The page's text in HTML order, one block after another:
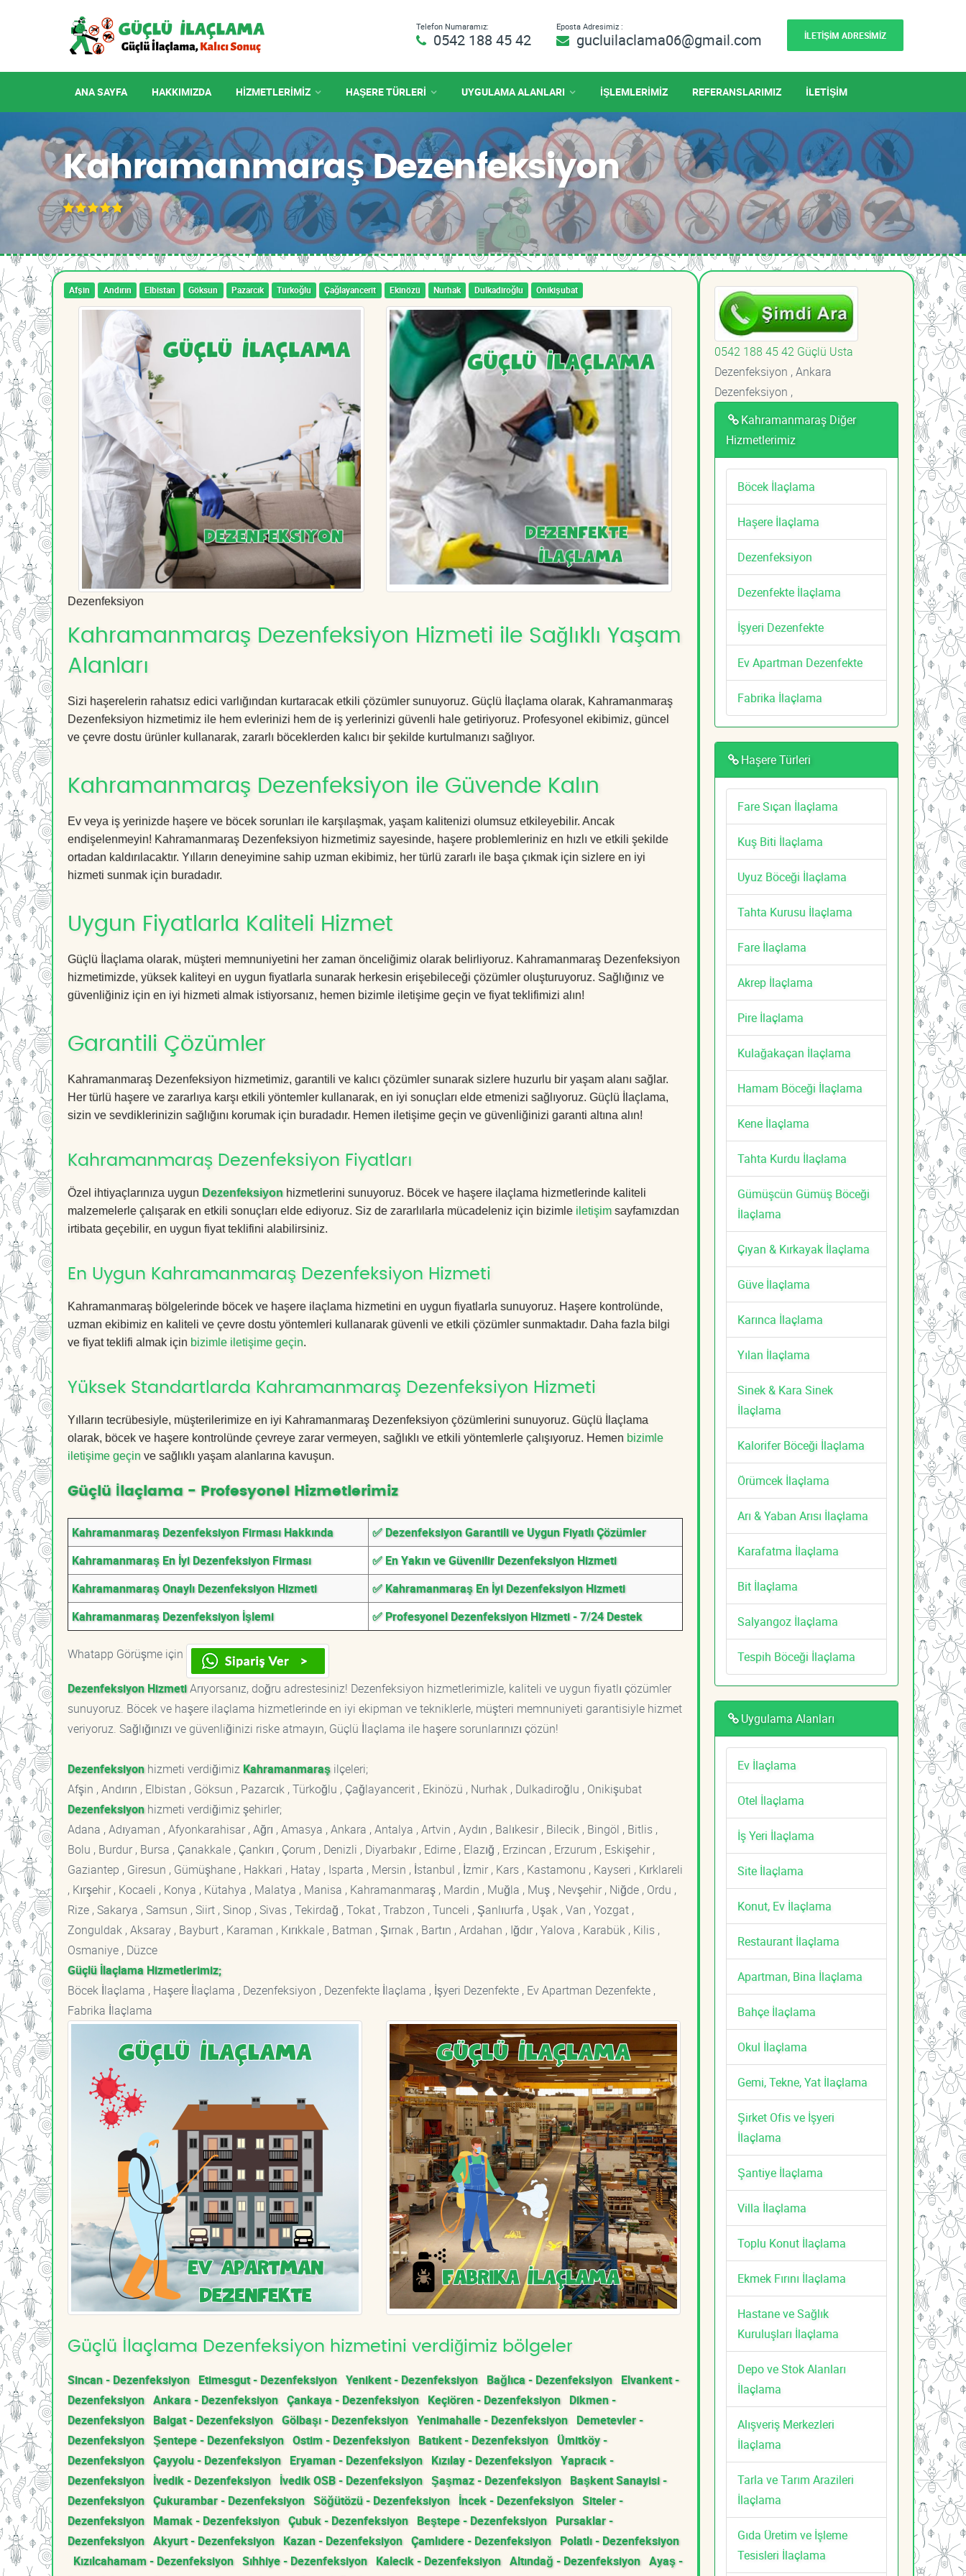
Telefon Numaramız:
0542 188 45 42
Eposta Adresimiz :
gucluilaclama06@gmail.com İLETİŞİM ADRESİMİZ
ANA SAYFA HAKKIMIZDA HIZMETLERIMIZ HAŞERE TÜRLERİ UYGULAMA ALANLARI İŞLEMLERİMİZ REFERANSLARIMIZ İLETİŞİM
Kahramanmaraş Dezenfeksiyon
Afşin Andırın Elbistan Göksun Pazarcık Türkoğlu Çağlayancerit Ekinözü Nurhak Dulkadiroğlu Onikişubat
Dezenfeksiyon
Kahramanmaraş Dezenfeksiyon Hizmeti ile Sağlıklı Yaşam
Alanları
Sizi haşerelerin rahatsız edici varlığından kurtaracak etkili çözümler sunuyoruz. Güçlü İlaçlama olarak, Kahramanmaraş
Dezenfeksiyon hizmetimiz ile hem evlerinizi hem de iş yerlerinizi güvenli hale getiriyoruz. Profesyonel ekibimiz, güncel
ve çevre dostu ürünler kullanarak, zararlı böceklerden kalıcı bir şekilde kurtulmanızı sağlıyor.
Kahramanmaraş Dezenfeksiyon ile Güvende Kalın
Ev veya iş yerinizde haşere ve böcek sorunları ile karşılaşmak, yaşam kalitenizi olumsuz etkileyebilir. Ancak
endişelenmeyin! Kahramanmaraş Dezenfeksiyon hizmetimiz sayesinde, haşere problemleriniz en hızlı ve etkili şekilde
ortadan kaldırılacaktır. Yılların deneyimine sahip uzman ekibimiz, her türlü zararlı ile başa çıkmak için sizlere en iyi
hizmeti sunmak için buradadır.
Uygun Fiyatlarla Kaliteli Hizmet
Güçlü İlaçlama olarak, müşteri memnuniyetini her zaman önceliğimiz olarak belirliyoruz. Kahramanmaraş Dezenfeksiyon
hizmetimizde, yüksek kaliteyi en uygun fiyatlarla sunarak herkesin erişebileceği çözümler oluşturuyoruz. Sağlığınız ve
güvenliğiniz için en iyi hizmeti almak istiyorsanız, hemen bizimle iletişime geçin ve fiyat teklifimizi alın!
Garantili Çözümler
Kahramanmaraş Dezenfeksiyon hizmetimiz, garantili ve kalıcı çözümler sunarak sizlere huzurlu bir yaşam alanı sağlar.
Her türlü haşere ve zararlıya karşı etkili yöntemler kullanarak, en iyi sonuçları elde etmenizi sağlıyoruz. Güçlü İlaçlama,
sizin ve sevdiklerinizin sağlığını korumak için buradadır. Hemen iletişime geçin ve güvenliğinizi garanti altına alın!
Kahramanmaraş Dezenfeksiyon Fiyatları
Özel ihtiyaçlarınıza uygun Dezenfeksiyon hizmetlerini sunuyoruz. Böcek ve haşere ilaçlama hizmetlerinde kaliteli
malzemelerle çalışarak en etkili sonuçları elde ediyoruz. Siz de zararlılarla mücadeleniz için bizimle iletişim sayfamızdan
irtibata geçebilir, en uygun fiyat teklifini alabilirsiniz.
En Uygun Kahramanmaraş Dezenfeksiyon Hizmeti
Kahramanmaraş bölgelerinde böcek ve haşere ilaçlama hizmetini en uygun fiyatlarla sunuyoruz. Haşere kontrolünde,
uzman ekibimiz en kaliteli ve çevre dostu yöntemleri kullanarak güvenli ve etkili çözümler sunmaktadır. Daha fazla bilgi
ve fiyat teklifi almak için bizimle iletişime geçin.
Yüksek Standartlarda Kahramanmaraş Dezenfeksiyon Hizmeti
Yılların tecrübesiyle, müşterilerimize en iyi Kahramanmaraş Dezenfeksiyon çözümlerini sunuyoruz. Güçlü İlaçlama
olarak, böcek ve haşere kontrolünde çevreye zarar vermeyen, sağlıklı ve etkili yöntemlerle çalışıyoruz. Hemen bizimle
iletişime geçin ve sağlıklı yaşam alanlarına kavuşun.
Güçlü İlaçlama - Profesyonel Hizmetlerimiz
Kahramanmaraş Dezenfeksiyon Firması Hakkında
✅ Dezenfeksiyon Garantili ve Uygun Fiyatlı Çözümler
Kahramanmaraş En İyi Dezenfeksiyon Firması
✅ En Yakın ve Güvenilir Dezenfeksiyon Hizmeti
Kahramanmaraş Onaylı Dezenfeksiyon Hizmeti
✅ Kahramanmaraş En İyi Dezenfeksiyon Hizmeti
Kahramanmaraş Dezenfeksiyon İşlemi
✅ Profesyonel Dezenfeksiyon Hizmeti - 7/24 Destek
Whatapp Görüşme için
Dezenfeksiyon HizmetiArıyorsanız, doğru adrestesiniz! Dezenfeksiyon hizmetlerimizle, kaliteli ve uygun fiyatlı çözümler
sunuyoruz. Böcek ve haşere ilaçlama hizmetlerinde en iyi ekipman ve tekniklerle, müşteri memnuniyeti garantisiyle hizmet
veriyoruz. Sağlığınızı ve güvenliğinizi riske atmayın, Güçlü İlaçlama ile haşere sorunlarınızı çözün!
Dezenfeksiyonhizmeti verdiğimiz Kahramanmaraş ilçeleri;
Afşin , Andırın , Elbistan , Göksun , Pazarcık , Türkoğlu , Çağlayancerit , Ekinözü , Nurhak , Dulkadiroğlu , Onikişubat
Dezenfeksiyonhizmeti verdiğimiz şehirler;
Adana , Adıyaman , Afyonkarahisar , Ağrı , Amasya , Ankara , Antalya , Artvin , Aydın , Balıkesir , Bilecik , Bingöl , Bitlis ,
Bolu , Burdur , Bursa , Çanakkale , Çankırı , Çorum , Denizli , Diyarbakır , Edirne , Elazığ , Erzincan , Erzurum , Eskişehir ,
Gaziantep , Giresun , Gümüşhane , Hakkari , Hatay , Isparta , Mersin , İstanbul , İzmir , Kars , Kastamonu , Kayseri , Kırklareli
, Kırşehir , Kocaeli , Konya , Kütahya , Malatya , Manisa , Kahramanmaraş , Mardin , Muğla , Muş , Nevşehir , Niğde , Ordu ,
Rize , Sakarya , Samsun , Siirt , Sinop , Sivas , Tekirdağ , Tokat , Trabzon , Tunceli , Şanlıurfa , Uşak , Van , Yozgat ,
Zonguldak , Aksaray , Bayburt , Karaman , Kırıkkale , Batman , Şırnak , Bartın , Ardahan , Iğdır , Yalova , Karabük , Kilis ,
Osmaniye , Düzce
Güçlü İlaçlama Hizmetlerimiz;
Böcek İlaçlama , Haşere İlaçlama , Dezenfeksiyon , Dezenfekte İlaçlama , İşyeri Dezenfekte , Ev Apartman Dezenfekte ,
Fabrika İlaçlama
Güçlü İlaçlama Dezenfeksiyon hizmetini verdiğimiz bölgeler
Sincan - Dezenfeksiyon Etimesgut - Dezenfeksiyon Yenikent - Dezenfeksiyon Bağlıca - Dezenfeksiyon Elvankent -
Dezenfeksiyon Ankara - Dezenfeksiyon Çankaya - Dezenfeksiyon Keçiören - Dezenfeksiyon Dikmen -
Dezenfeksiyon Balgat - Dezenfeksiyon Gölbaşı - Dezenfeksiyon Yenimahalle - Dezenfeksiyon Demetevler -
Dezenfeksiyon Şentepe - Dezenfeksiyon Ostim - Dezenfeksiyon Batıkent - Dezenfeksiyon Ümitköy -
Dezenfeksiyon Çayyolu - Dezenfeksiyon Eryaman - Dezenfeksiyon Kızılay - Dezenfeksiyon Yapracık -
Dezenfeksiyon İvedik - Dezenfeksiyon İvedik OSB - Dezenfeksiyon Şaşmaz - Dezenfeksiyon Başkent Sanayisi -
Dezenfeksiyon Çukurambar - Dezenfeksiyon Söğütözü - Dezenfeksiyon İncek - Dezenfeksiyon Siteler -
Dezenfeksiyon Mamak - Dezenfeksiyon Çubuk - Dezenfeksiyon Beştepe - Dezenfeksiyon Pursaklar -
Dezenfeksiyon Akyurt - Dezenfeksiyon Kazan - Dezenfeksiyon Çamlıdere - Dezenfeksiyon Polatlı - Dezenfeksiyon
Kızılcahamam - Dezenfeksiyon Sıhhiye - Dezenfeksiyon Kalecik - Dezenfeksiyon Altındağ - Dezenfeksiyon Ayaş -
0542 188 45 42 Güçlü Usta
Dezenfeksiyon , Ankara
Dezenfeksiyon ,
Kahramanmaraş Diğer
Hizmetlerimiz
Böcek İlaçlama
Haşere İlaçlama
Dezenfeksiyon
Dezenfekte İlaçlama
İşyeri Dezenfekte
Ev Apartman Dezenfekte
Fabrika İlaçlama
Haşere Türleri
Fare Sıçan İlaçlama
Kuş Biti İlaçlama
Uyuz Böceği İlaçlama
Tahta Kurusu İlaçlama
Fare İlaçlama
Akrep İlaçlama
Pire İlaçlama
Kulağakaçan İlaçlama
Hamam Böceği İlaçlama
Kene İlaçlama
Tahta Kurdu İlaçlama
Gümüşcün Gümüş Böceği
İlaçlama
Çıyan & Kırkayak İlaçlama
Güve İlaçlama
Karınca İlaçlama
Yılan İlaçlama
Sinek & Kara Sinek
İlaçlama
Kalorifer Böceği İlaçlama
Örümcek İlaçlama
Arı & Yaban Arısı İlaçlama
Karafatma İlaçlama
Bit İlaçlama
Salyangoz İlaçlama
Tespih Böceği İlaçlama
Uygulama Alanları
Ev İlaçlama
Otel İlaçlama
İş Yeri İlaçlama
Site İlaçlama
Konut, Ev İlaçlama
Restaurant İlaçlama
Apartman, Bina İlaçlama
Bahçe İlaçlama
Okul İlaçlama
Gemi, Tekne, Yat İlaçlama
Şirket Ofis ve İşyeri
İlaçlama
Şantiye İlaçlama
Villa İlaçlama
Toplu Konut İlaçlama
Ekmek Fırını İlaçlama
Hastane ve Sağlık
Kuruluşları İlaçlama
Depo ve Stok Alanları
İlaçlama
Alışveriş Merkezleri
İlaçlama
Tarla ve Tarım Arazileri
İlaçlama
Gıda Üretim ve İşleme
Tesisleri İlaçlama